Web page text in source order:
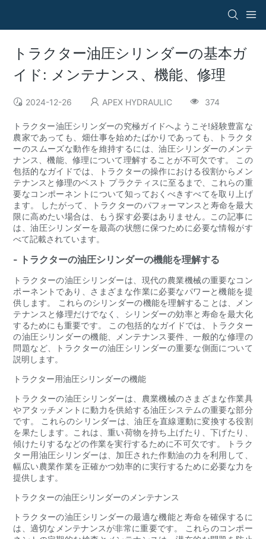
トラクター油圧シリンダーの基本ガ
イド: メンテナンス、機能、修理
2024-12-26 APEX HYDRAULIC 374
トラクター油圧シリンダーの究極ガイドへようこそ!経験豊富な
農家であっても、畑仕事を始めたばかりであっても、トラクタ
ーのスムーズな動作を維持するには、油圧シリンダーのメンテ
ナンス、機能、修理について理解することが不可欠です。 この
包括的なガイドでは、トラクターの操作における役割からメン
テナンスと修理のベスト プラクティスに至るまで、これらの重
要なコンポーネントについて知っておくべきすべてを取り上げ
ます。 したがって、トラクターのパフォーマンスと寿命を最大
限に高めたい場合は、もう探す必要はありません。この記事に
は、油圧シリンダーを最高の状態に保つために必要な情報がす
べて記載されています。
- トラクターの油圧シリンダーの機能を理解する
トラクターの油圧シリンダーは、現代の農業機械の重要なコン
ポーネントであり、さまざまな作業に必要なパワーと機能を提
供します。 これらのシリンダーの機能を理解することは、メン
テナンスと修理だけでなく、シリンダーの効率と寿命を最大化
するためにも重要です。 この包括的なガイドでは、トラクター
の油圧シリンダーの機能、メンテナンス要件、一般的な修理の
問題など、トラクターの油圧シリンダーの重要な側面について
説明します。
トラクター用油圧シリンダーの機能
トラクターの油圧シリンダーは、農業機械のさまざまな作業具
やアタッチメントに動力を供給する油圧システムの重要な部分
です。 これらのシリンダーは、油圧を直線運動に変換する役割
を果たします。これは、重い荷物を持ち上げたり、下げたり、
傾けたりするなどの作業を実行するために不可欠です。 トラク
ター用油圧シリンダーは、加圧された作動油の力を利用して、
幅広い農業作業を正確かつ効率的に実行するために必要な力を
提供します。
トラクターの油圧シリンダーのメンテナンス
トラクターの油圧シリンダーの最適な機能と寿命を確保するに
は、適切なメンテナンスが非常に重要です。 これらのコンポー